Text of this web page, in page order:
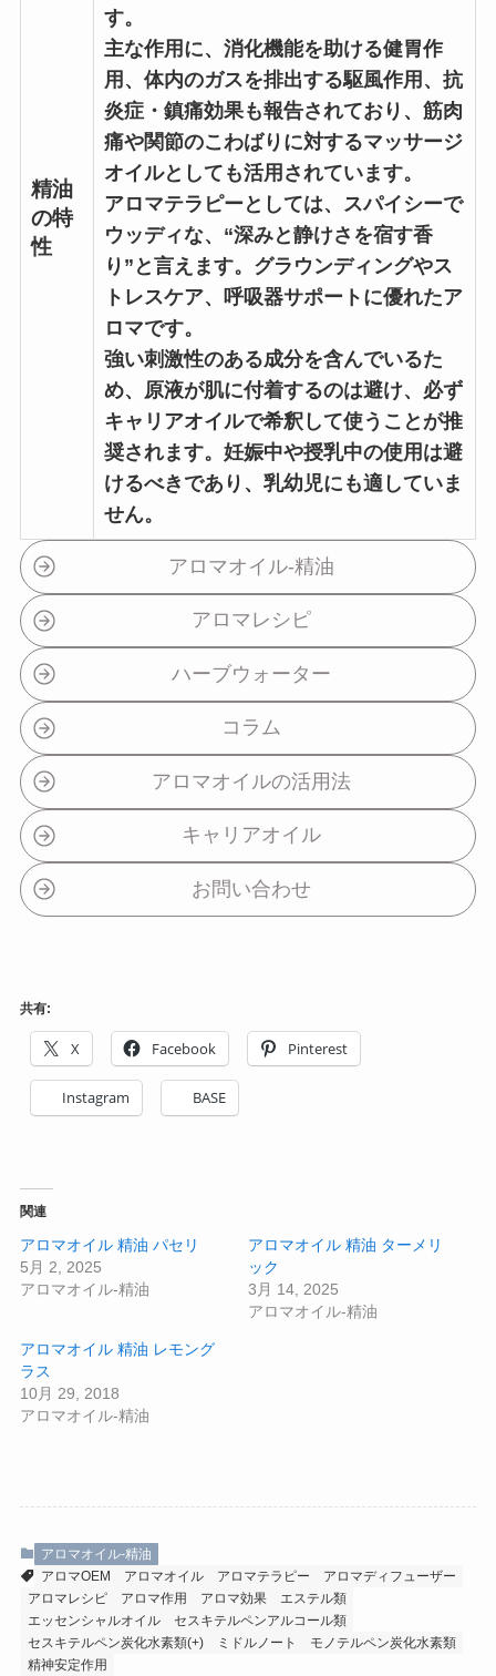
精油
の特
性
す。
主な作用に、消化機能を助ける健胃作
用、体内のガスを排出する駆風作用、抗
炎症・鎮痛効果も報告されており、筋肉
痛や関節のこわばりに対するマッサージ
オイルとしても活用されています。
アロマテラピーとしては、スパイシーで
ウッディな、“深みと静けさを宿す香
り”と言えます。グラウンディングやス
トレスケア、呼吸器サポートに優れたア
ロマです。
強い刺激性のある成分を含んでいるた
め、原液が肌に付着するのは避け、必ず
キャリアオイルで希釈して使うことが推
奨されます。妊娠中や授乳中の使用は避
けるべきであり、乳幼児にも適していま
せん。
アロマオイル-精油
アロマレシピ
ハーブウォーター
コラム
アロマオイルの活用法
キャリアオイル
お問い合わせ
共有:
X Facebook Pinterest
Instagram BASE
関連
アロマオイル 精油 パセリ
5月 2, 2025
アロマオイル-精油
アロマオイル 精油 ターメリ
ック
3月 14, 2025
アロマオイル-精油
アロマオイル 精油 レモング
ラス
10月 29, 2018
アロマオイル-精油
アロマオイル-精油
アロマOEM
アロマオイル アロマテラピー
アロマディフューザー
アロマレシピ
アロマ作用 アロマ効果
エステル類
エッセンシャルオイル
セスキテルペンアルコール類
セスキテルペン炭化水素類(+)
ミドルノート
モノテルペン炭化水素類
精神安定作用